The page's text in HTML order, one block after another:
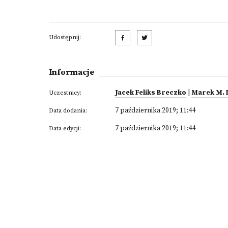
Udostępnij:
Informacje
Uczestnicy: Jacek Feliks Breczko Marek M.
Data dodania: 7 października 2019; 11:44
Data edycji: 7 października 2019; 11:44